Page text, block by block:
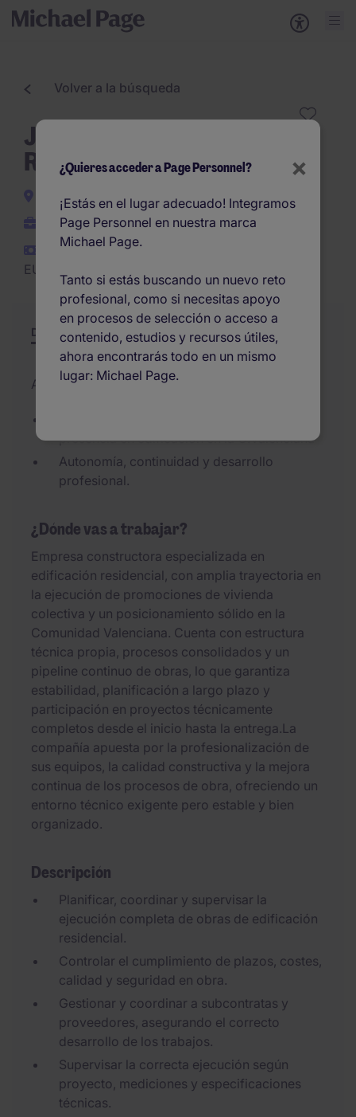
Volver a la búsqueda
Jefe/a de Obra Edificación
Residencial - Valencia
Valencia
Permanente
EUR45.000 -
EUR55.000 por año
Descripción Resumen Otras ofertas
Actualizado el 04/05/2026
presencia en edificación en la C.Valenciana
Autonomía, continuidad y desarrollo
profesional.
¿Dónde vas a trabajar?
Empresa constructora especializada en
edificación residencial, con amplia trayectoria en
la ejecución de promociones de vivienda
colectiva y un posicionamiento sólido en la
Comunidad Valenciana. Cuenta con estructura
técnica propia, procesos consolidados y un
pipeline continuo de obras, lo que garantiza
estabilidad, planificación a largo plazo y
participación en proyectos técnicamente
completos desde el inicio hasta la entrega.La
compañía apuesta por la profesionalización de
sus equipos, la calidad constructiva y la mejora
continua de los procesos de obra, ofreciendo un
entorno técnico exigente pero estable y bien
organizado.
Descripción
Planificar, coordinar y supervisar la
ejecución completa de obras de edificación
residencial.
Controlar el cumplimiento de plazos, costes,
calidad y seguridad en obra.
Gestionar y coordinar a subcontratas y
proveedores, asegurando el correcto
desarrollo de los trabajos.
Supervisar la correcta ejecución según
proyecto, mediciones y especificaciones
técnicas.
×
¿Quieres acceder a Page Personnel?
¡Estás en el lugar adecuado! Integramos
Page Personnel en nuestra marca
Michael Page.
Tanto si estás buscando un nuevo reto
profesional, como si necesitas apoyo
en procesos de selección o acceso a
contenido, estudios y recursos útiles,
ahora encontrarás todo en un mismo
lugar: Michael Page.